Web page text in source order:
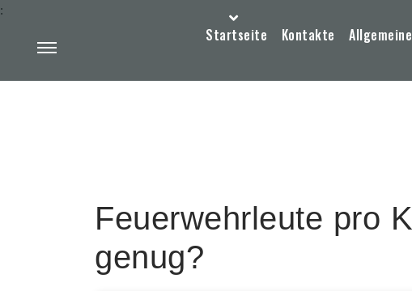
Startseite Kontakte
:
Feuerwehrleute pro
genug?